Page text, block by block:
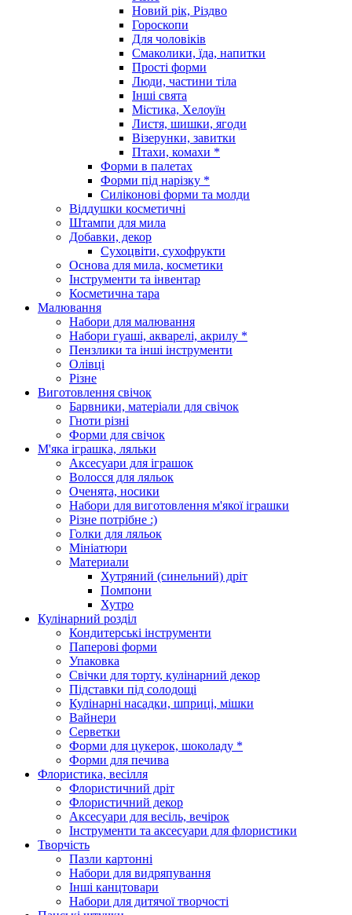
Новий рік, Різдво
Гороскопи
Для чоловіків
Смаколики, їда, напитки
Прості форми
Люди, частини тіла
Інші свята
Містика, Хелоуїн
Листя, шишки, ягоди
Візерунки, завитки
Птахи, комахи *
Форми в палетах
Форми під нарізку *
Силіконові форми та молди
Віддушки косметичні
Штампи для мила
Добавки, декор
Сухоцвіти, сухофрукти
Основа для мила, косметики
Інструменти та інвентар
Косметична тара
Малювання
Набори для малювання
Набори гуаші, акварелі, акрилу *
Пензлики та інші інструменти
Олівці
Різне
Виготовлення свічок
Барвники, матеріали для свічок
Гноти різні
Форми для свічок
М'яка іграшка, ляльки
Аксесуари для іграшок
Волосся для ляльок
Оченята, носики
Набори для виготовлення м'якої іграшки
Різне потрібне :)
Голки для ляльок
Мініатюри
Материали
Хутряний (синельний) дріт
Помпони
Хутро
Кулінарний розділ
Кондитерські інструменти
Паперові форми
Упаковка
Свічки для торту, кулінарний декор
Підставки під солодощі
Кулінарні насадки, шприці, мішки
Вайнери
Серветки
Форми для цукерок, шоколаду *
Форми для печива
Флористика, весілля
Флористичний дріт
Флористичний декор
Аксесуари для весіль, вечірок
Інструменти та аксесуари для флористики
Творчість
Пазли картонні
Набори для видряпування
Інші канцтовари
Набори для дитячої творчості